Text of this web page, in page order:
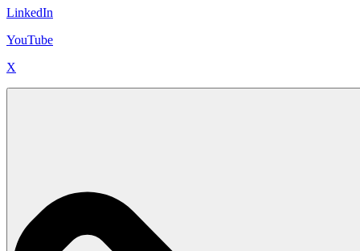
LinkedIn
YouTube
X